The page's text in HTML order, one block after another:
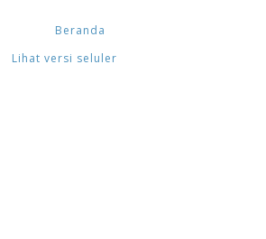
Beranda
Lihat versi seluler